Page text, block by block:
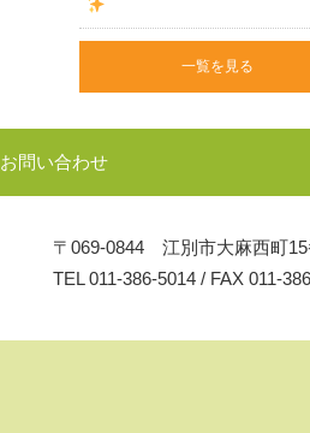
一覧を見る
お問い合わせ
〒069-0844 江別市大麻西町
TEL011-386-5014 / FAX 011-